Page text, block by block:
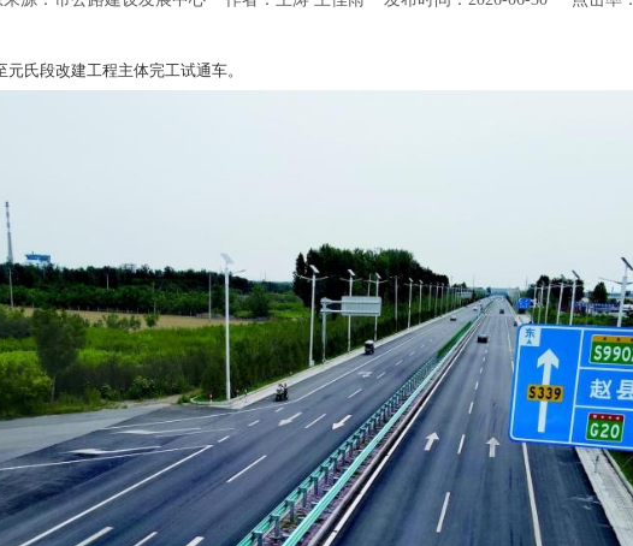
氏段改建工程主体完工试通车。